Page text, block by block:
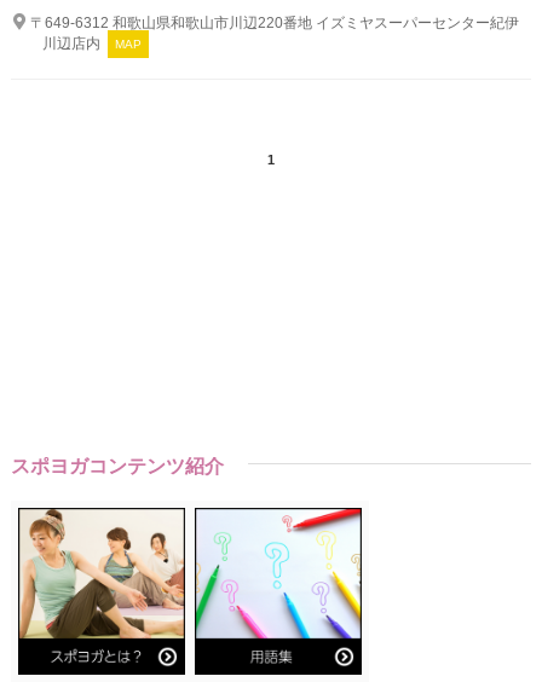
〒649-6312 和歌山県和歌山市川辺220番地 イズミヤスーパーセンター紀伊
川辺店内
MAP
1
スポヨガコンテンツ紹介